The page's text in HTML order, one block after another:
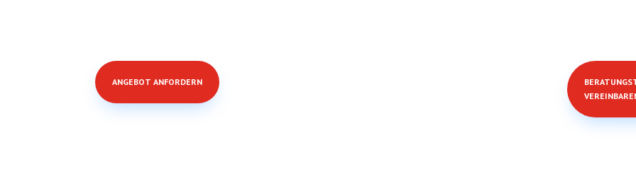
ANGEBOT ANFORDERN